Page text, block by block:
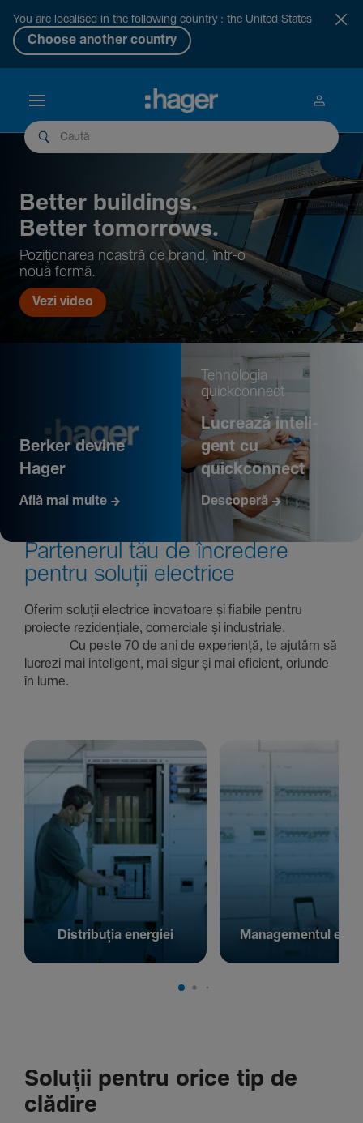
You are localised in the following country : the United States
Choose another country
Better buil­dings.
Better tomor­rows.
Pozi­țio­narea noastră de brand, într-o
nouă formă.
Vezi video
Berker devine
Hager
Află mai multe
Tehno­logia
quickconnect
Lucrează inte­li­
gent cu
quickconnect
Descoperă
Parte­nerul tău de încre­dere
pentru soluții electrice
Oferim soluții electrice inova­toare și fiabile pentru
proiecte rezi­den­țiale, comer­ciale și indus­triale.
Cu peste 70 de ani de expe­riență, te ajutăm să
lucrezi mai inte­li­gent, mai sigur și mai eficient, oriunde
în lume.
Distribuția energiei Managementul
Soluții pentru orice tip de
clădire